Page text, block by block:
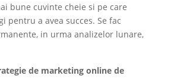
bune cuvinte cheie si pe care
pentru a avea succes. Se fac
in urma analizelor lunare,
de marketing online de